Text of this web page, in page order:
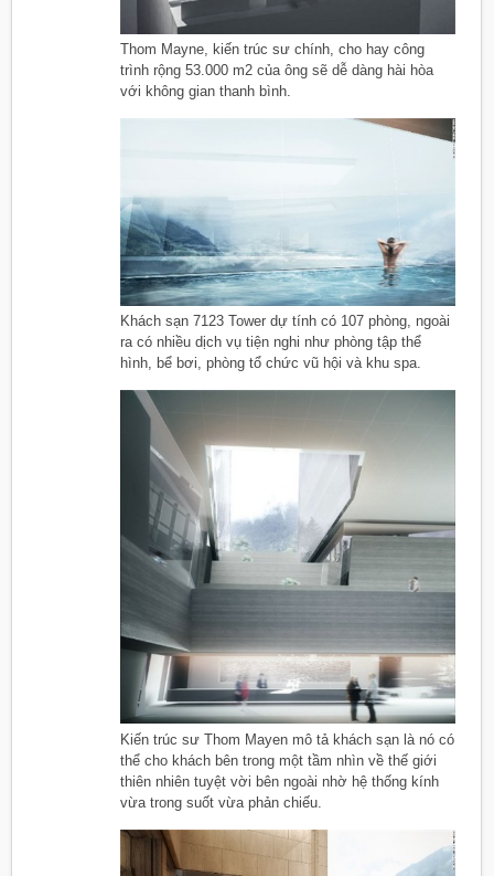
Thom Mayne, kiến trúc sư chính, cho hay công
trình rộng 53.000 m2 của ông sẽ dễ dàng hài hòa
với không gian thanh bình.
Khách sạn 7123 Tower dự tính có 107 phòng, ngoài
ra có nhiều dịch vụ tiện nghi như phòng tập thể
hình, bể bơi, phòng tổ chức vũ hội và khu spa.
Kiến trúc sư Thom Mayen mô tả khách sạn là nó có
thể cho khách bên trong một tầm nhìn về thế giới
thiên nhiên tuyệt vời bên ngoài nhờ hệ thống kính
vừa trong suốt vừa phản chiếu.